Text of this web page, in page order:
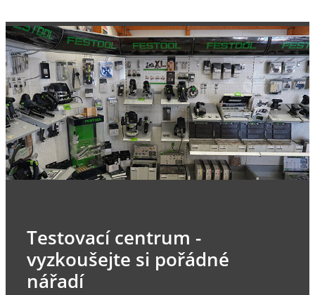
Testovací centrum -
vyzkoušejte si pořádné
nářadí